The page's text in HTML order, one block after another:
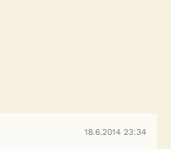
18.6.2014 23:34